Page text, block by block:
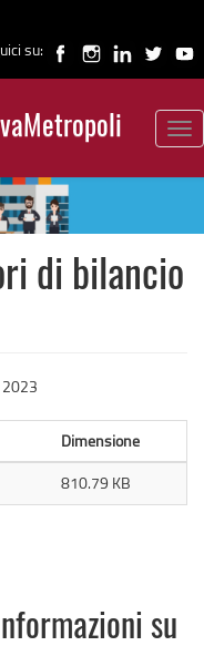
su:
di bilancio
2023
Dimensione
810.79 KB
su